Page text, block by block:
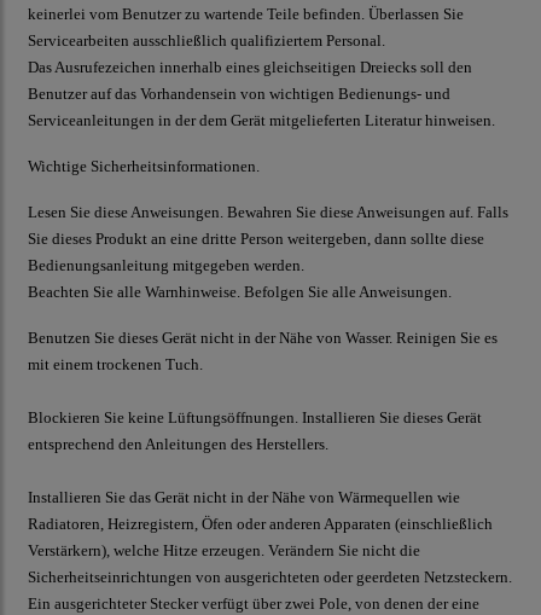
keinerlei vom Benutzer zu wartende Teile befinden. Überlassen Sie
Servicearbeiten ausschließlich qualifiziertem Personal.
Das Ausrufezeichen innerhalb eines gleichseitigen Dreiecks soll den
Benutzer auf das Vorhandensein von wichtigen Bedienungs- und
Serviceanleitungen in der dem Gerät mitgelieferten Literatur hinweisen.
Wichtige Sicherheitsinformationen.
Lesen Sie diese Anweisungen. Bewahren Sie diese Anweisungen auf. Falls
Sie dieses Produkt an eine dritte Person weitergeben, dann sollte diese
Bedienungsanleitung mitgegeben werden.
Beachten Sie alle Warnhinweise. Befolgen Sie alle Anweisungen.
Benutzen Sie dieses Gerät nicht in der Nähe von Wasser. Reinigen Sie es
mit einem trockenen Tuch.
Blockieren Sie keine Lüftungsöffnungen. Installieren Sie dieses Gerät
entsprechend den Anleitungen des Herstellers.
Installieren Sie das Gerät nicht in der Nähe von Wärmequellen wie
Radiatoren, Heizregistern, Öfen oder anderen Apparaten (einschließlich
Verstärkern), welche Hitze erzeugen. Verändern Sie nicht die
Sicherheitseinrichtungen von ausgerichteten oder geerdeten Netzsteckern.
Ein ausgerichteter Stecker verfügt über zwei Pole, von denen der eine